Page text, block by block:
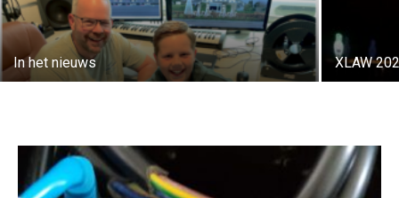
In het nieuws XLAW